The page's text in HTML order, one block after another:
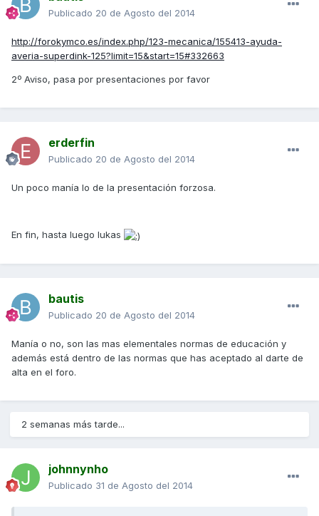
Publicado 20 de Agosto del 2014
http://forokymco.es/index.php/123-mecanica/155413-ayuda-
averia-superdink-125?limit=15&start=15#332663
2º Aviso, pasa por presentaciones por favor
erderfin
Publicado 20 de Agosto del 2014
Un poco manía lo de la presentación forzosa.
En fin, hasta luego lukas
bautis
Publicado 20 de Agosto del 2014
Manía o no, son las mas elementales normas de educación y
además está dentro de las normas que has aceptado al darte de
alta en el foro.
2 semanas más tarde...
johnnynho
Publicado 31 de Agosto del 2014